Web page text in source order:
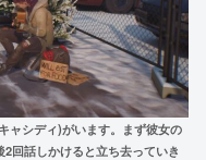
ャシディ)がいます。まず彼女の
回話しかけると立ち去っていき